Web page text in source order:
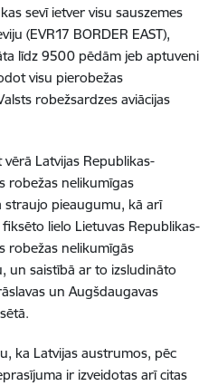
sevī ietver visu sauszemes
(EVR17 BORDER EAST),
līdz 9500 pēdām jeb aptuveni
visu pierobežas
robežsardzes aviācijas
Latvijas Republikas-
robežas nelikumīgas
straujo pieaugumu, kā arī
lielo Lietuvas Republikas-
robežas nelikumīgās
un saistībā ar to izsludināto
un Augšdaugavas
ka Latvijas austrumos, pēc
ir izveidotas arī citas